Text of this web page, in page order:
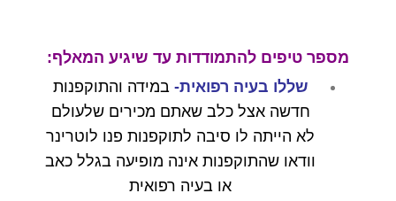
מספר טיפים להתמודדות עד שיגיע המאלף:
שללו בעיה רפואית- במידה והתוקפנות
חדשה אצל כלב שאתם מכירים שלעולם
לא הייתה לו סיבה לתוקפנות פנו לוטרינר
וודאו שהתוקפנות אינה מופיעה בגלל כאב
או בעיה רפואית